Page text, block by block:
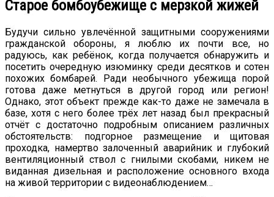
Старое бомбоубежище с мерзкой жижей
Будучи сильно увлечённой защитными сооружениями
гражданской обороны, я люблю их почти все, но
радуюсь, как ребёнок, когда получается обнаружить и
посетить очередную изюминку среди десятков и сотен
похожих бомбарей. Ради необычного убежища порой
готова даже метнуться в другой город или регион!
Однако, этот объект прежде как-то даже не замечала в
базе, хотя с него более трёх лет назад был прекрасный
отчёт с достаточно подробным описанием различных
обстоятельств: подгорное размещение и щитовая
проходка, намертво залоченный аварийник и глубокий
вентиляционный ствол с гнилыми скобами, никем не
виданная дизельная и расположение основного входа
на живой территории с видеонаблюдением…